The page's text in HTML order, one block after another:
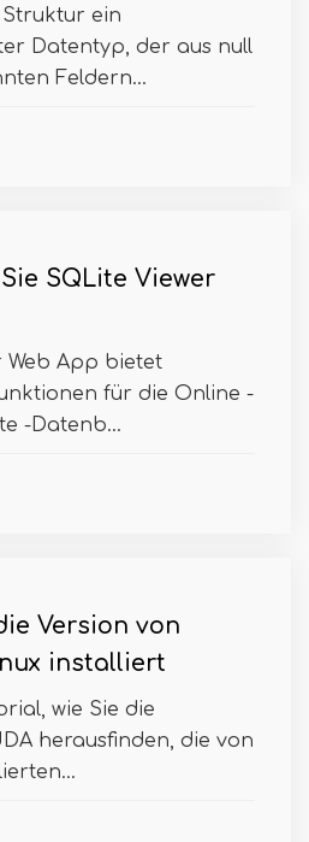
Struktur ein
Datentyp, der aus null
Feldern...
SQLite Viewer
Web App bietet
für die Online -
-Datenb...
Version von
installiert
wie Sie die
herausfinden, die von